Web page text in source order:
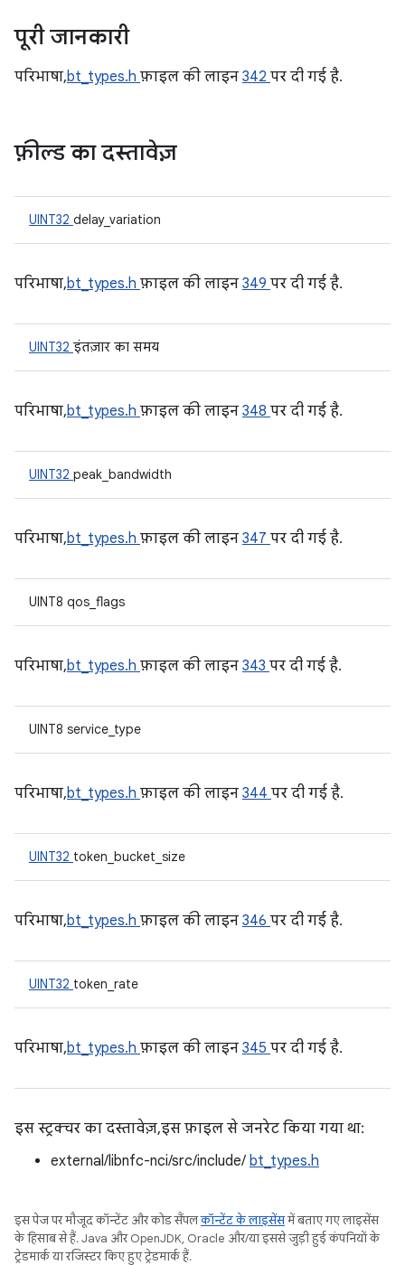
पूरी जानकारी
परिभाषा,bt_types.h फ़ाइल की लाइन 342 पर दी गई है.
फ़ील्ड का दस्तावेज़
UINT32 delay_variation
परिभाषा,bt_types.h फ़ाइल की लाइन 349 पर दी गई है.
UINT32 इंतज़ार का समय
परिभाषा,bt_types.h फ़ाइल की लाइन 348 पर दी गई है.
UINT32 peak_bandwidth
परिभाषा,bt_types.h फ़ाइल की लाइन 347 पर दी गई है.
UINT8 qos_flags
परिभाषा,bt_types.h फ़ाइल की लाइन 343 पर दी गई है.
UINT8 service_type
परिभाषा,bt_types.h फ़ाइल की लाइन 344 पर दी गई है.
UINT32 token_bucket_size
परिभाषा,bt_types.h फ़ाइल की लाइन 346 पर दी गई है.
UINT32 token_rate
परिभाषा,bt_types.h फ़ाइल की लाइन 345 पर दी गई है.
इस स्ट्रक्चर का दस्तावेज़, इस फ़ाइल से जनरेट किया गया था:
external/libnfc-nci/src/include/ bt_types.h
इस पेज पर मौजूद कॉन्टेंट और कोड सैंपलकॉन्टेंट के लाइसेंसमें बताए गए लाइसेंस
के हिसाब से हैं. Java और OpenJDK, Oracle और/या इससे जुड़ी हुई कंपनियों के
ट्रेडमार्क या रजिस्टर किए हुए ट्रेडमार्क हैं.